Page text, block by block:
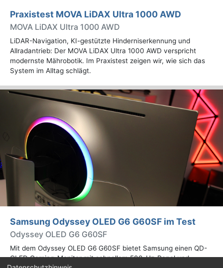
Praxistest MOVA LiDAX Ultra 1000 AWD
MOVA LiDAX Ultra 1000 AWD
LiDAR-Navigation, KI-gestützte Hinderniserkennung und
Allradantrieb: Der MOVA LiDAX Ultra 1000 AWD verspricht
modernste Mährobotik. Im Praxistest zeigen wir, wie sich das
System im Alltag schlägt.
Samsung Odyssey OLED G6 G60SF im Test
Odyssey OLED G6 G60SF
Mit dem Odyssey OLED G6 G60SF bietet Samsung einen QD-
OLED Gaming-Monitor mit schnellem 500-Hz-Panel und